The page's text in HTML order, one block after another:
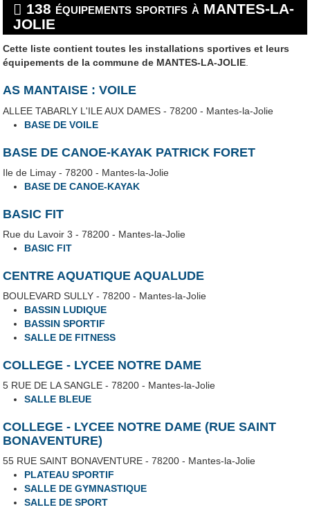
138 équipements sportifs à MANTES-LA-
JOLIE
Cette liste contient toutes les installations sportives et leurs
équipements de la commune de MANTES-LA-JOLIE.
AS MANTAISE : VOILE
ALLEE TABARLY L'ILE AUX DAMES - 78200 - Mantes-la-Jolie
BASE DE VOILE
BASE DE CANOE-KAYAK PATRICK FORET
Ile de Limay - 78200 - Mantes-la-Jolie
BASE DE CANOE-KAYAK
BASIC FIT
Rue du Lavoir 3 - 78200 - Mantes-la-Jolie
BASIC FIT
CENTRE AQUATIQUE AQUALUDE
BOULEVARD SULLY - 78200 - Mantes-la-Jolie
BASSIN LUDIQUE
BASSIN SPORTIF
SALLE DE FITNESS
COLLEGE - LYCEE NOTRE DAME
5 RUE DE LA SANGLE - 78200 - Mantes-la-Jolie
SALLE BLEUE
COLLEGE - LYCEE NOTRE DAME (RUE SAINT
BONAVENTURE)
55 RUE SAINT BONAVENTURE - 78200 - Mantes-la-Jolie
PLATEAU SPORTIF
SALLE DE GYMNASTIQUE
SALLE DE SPORT